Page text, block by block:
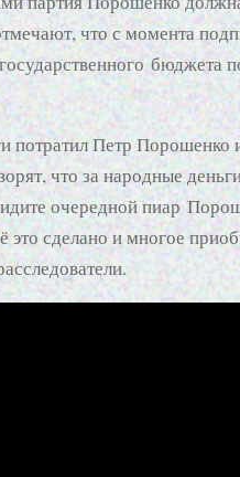
что с момента
бюджета
потратил Петр Порошенко
что за народные
очередной пиар
сделано и многое